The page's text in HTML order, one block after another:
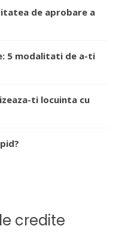
de aprobare a
5 modalitati de a-ti
ti locuinta cu
credite